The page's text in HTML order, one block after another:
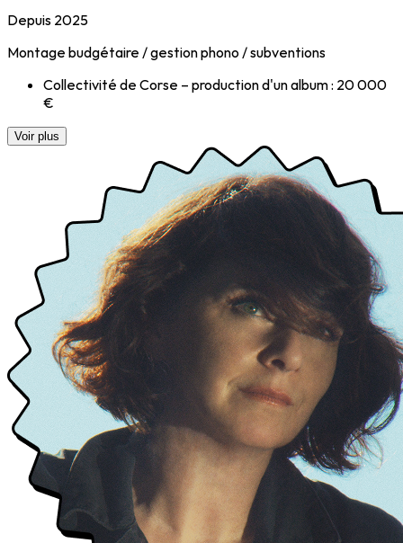
Depuis 2025
Montage budgétaire / gestion phono / subventions
Collectivité de Corse – production d'un album : 20 000
€
Voir plus